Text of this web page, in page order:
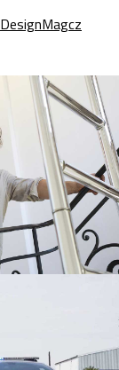
DesignMagcz